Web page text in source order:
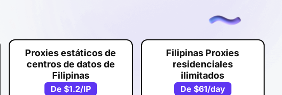
Proxies estáticos de
centros de datos de
Filipinas
De $1.2/IP
Filipinas Proxies
residenciales
ilimitados
De $61/day